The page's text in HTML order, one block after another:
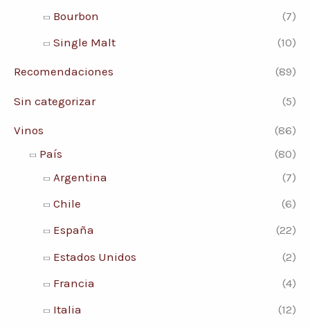
Bourbon
(7)
Single Malt
(10)
Recomendaciones (89)
Sin categorizar (5)
Vinos
(86)
País
(80)
Argentina
(7)
Chile
(6)
España
(22)
Estados Unidos
(2)
Francia
(4)
Italia
(12)